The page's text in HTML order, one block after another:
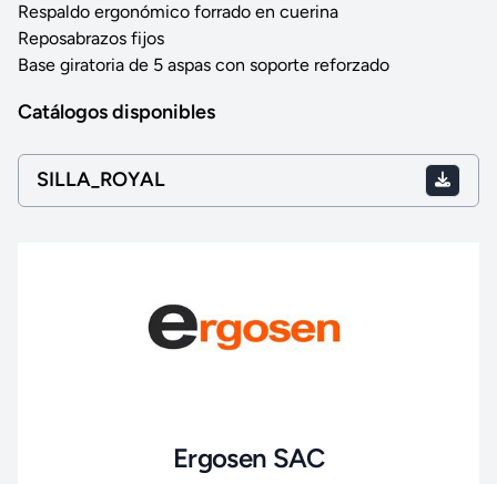
Respaldo ergonómico forrado en cuerina
Reposabrazos fijos
Base giratoria de 5 aspas con soporte reforzado
Catálogos disponibles
SILLA_ROYAL
Ergosen SAC